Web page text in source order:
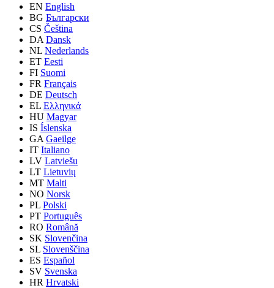
EN English
BG Български
CS Čeština
DA Dansk
NL Nederlands
ET Eesti
FI Suomi
FR Français
DE Deutsch
EL Ελληνικά
HU Magyar
IS Íslenska
GA Gaeilge
IT Italiano
LV Latviešu
LT Lietuvių
MT Malti
NO Norsk
PL Polski
PT Português
RO Română
SK Slovenčina
SL Slovenščina
ES Español
SV Svenska
HR Hrvatski